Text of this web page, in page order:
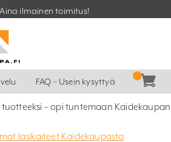
Aina ilmainen toimitus!
FAQ – Usein kysyttyä
tuotteeksi – opi tuntemaan
lasikaiteet Kaidekaupasta